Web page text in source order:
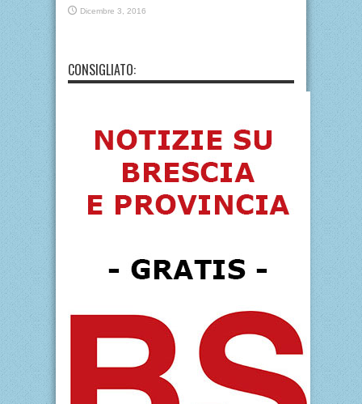
Dicembre 3, 2016
CONSIGLIATO: